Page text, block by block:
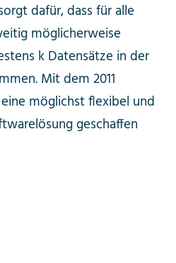
dafür, dass für alle
möglicherweise
k Datensätze in der
Mit dem 2011
möglichst flexibel und
geschaffen